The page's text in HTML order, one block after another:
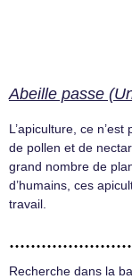
Abeille passe
L’apiculture, ce
de pollen et de
grand nombre de
d’humains, ces
travail.
Recherche dans la